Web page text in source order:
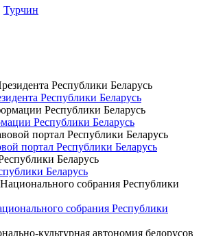
Турчин
Республики Беларусь
Республики Беларусь
портал Республики Беларусь
Беларусь
собрания Республики